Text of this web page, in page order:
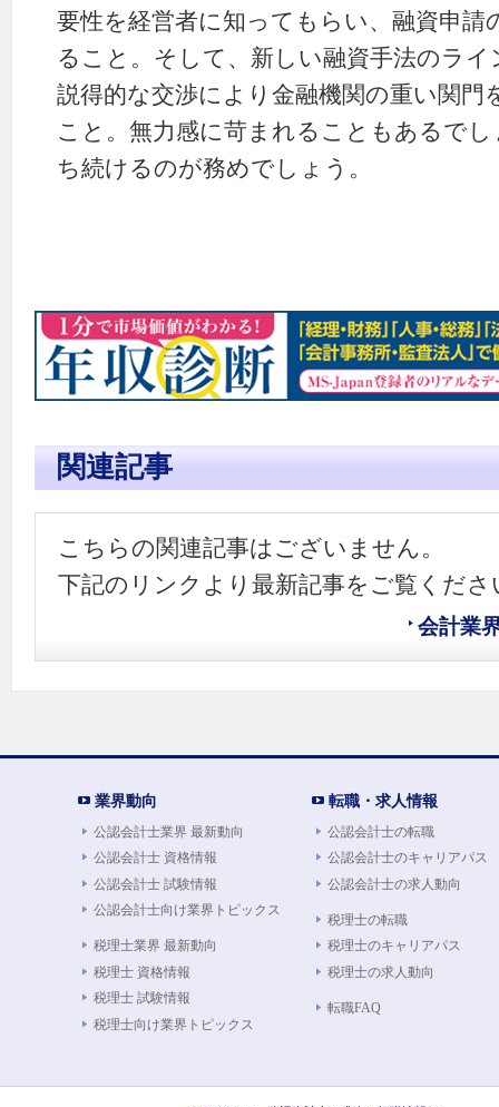
要性を経営者に知ってもらい、融資申請
ること。そして、新しい融資手法のラ
説得的な交渉により金融機関の重い関門
こと。無力感に苛まれることもあるで
ち続けるのが務めでしょう。
関連記事
こちらの関連記事はございません。
下記のリンクより最新記事をご覧くださ
会計業
業界動向
公認会計士業界 最新動向
公認会計士 資格情報
公認会計士 試験情報
公認会計士向け業界トピックス
税理士業界 最新動向
税理士 資格情報
税理士 試験情報
税理士向け業界トピックス
転職・求人情報
公認会計士の転職
公認会計士のキャリアパス
公認会計士の求人動向
税理士の転職
税理士のキャリアパス
税理士の求人動向
転職FAQ